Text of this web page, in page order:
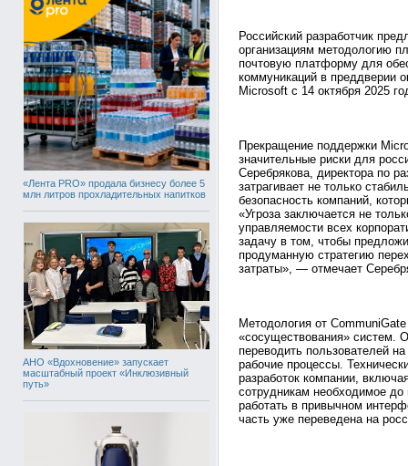
«Лента PRO» продала бизнесу более 5
млн литров прохладительных напитков
АНО «Вдохновение» запускает
масштабный проект «Инклюзивный
путь»
Российский разработчик
организациям методологию
почтовую платформу для
коммуникаций в преддверии
Microsoft с 14 октября 2025
Прекращение поддержки
значительные риски для
Серебрякова, директора по
затрагивает не только
безопасность компаний,
«Угроза заключается не
управляемости всех
задачу в том, чтобы
продуманную стратегию
затраты», — отмечает
Методология от
«сосуществования» систем.
переводить пользователей
рабочие процессы.
разработок компании,
сотрудникам необходимое
работать в привычном
часть уже переведена на